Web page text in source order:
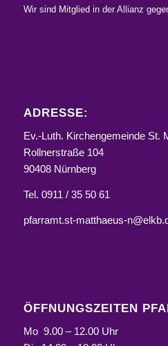
Wir sind Mitglied in der Allianz
ADRESSE:
Ev.-Luth. Kirchengemeinde St.
Rollnerstraße 104
90408 Nürnberg
Tel. 0911 / 35 50 61
pfarramt.st-matthaeus-
ÖFFNUNGSZEITEN
Mo 9.00 – 12.00 Uhr